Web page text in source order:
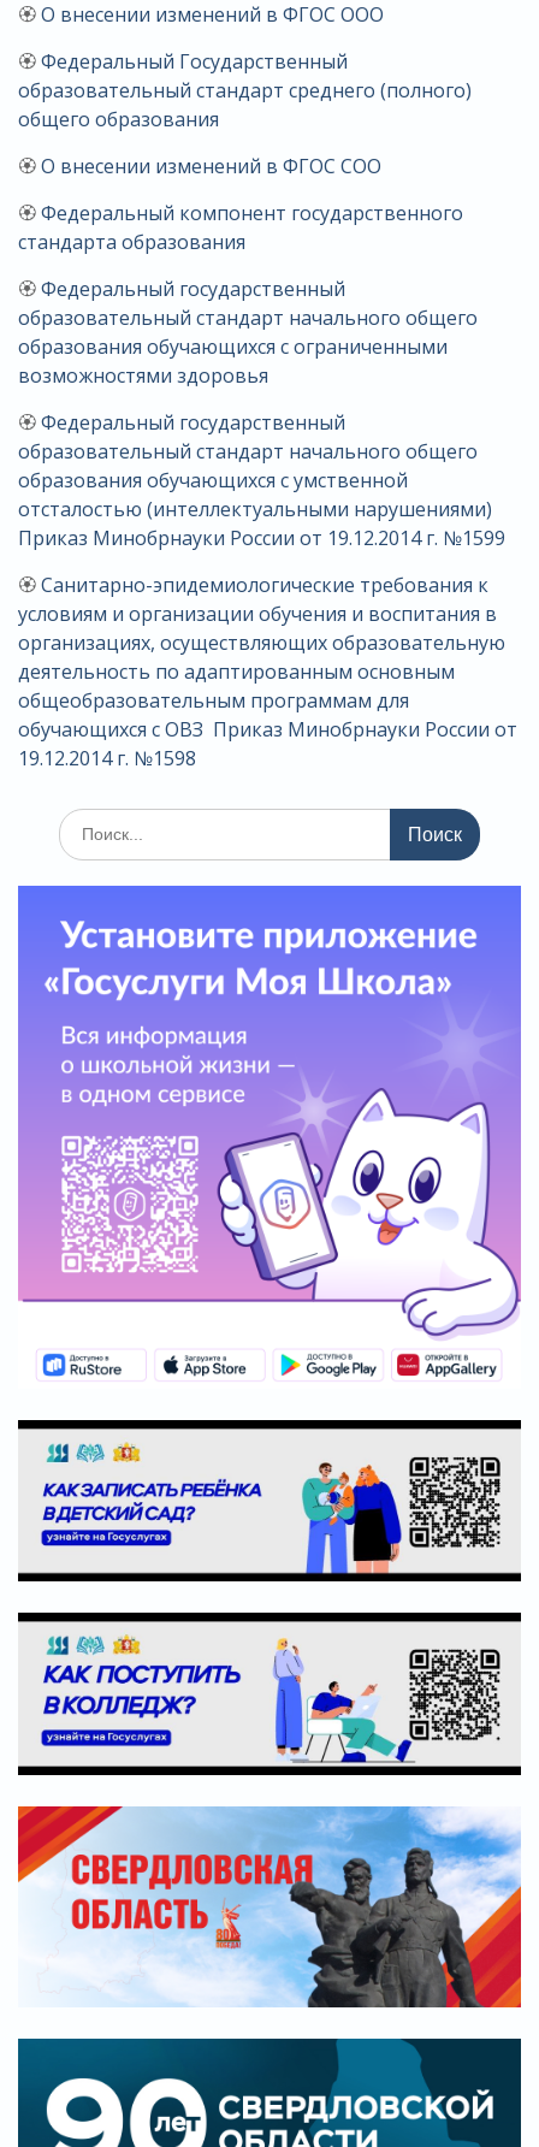
🏵О внесении изменений в ФГОС ООО
🏵Федеральный Государственный
образовательный стандарт среднего (полного)
общего образования
🏵О внесении изменений в ФГОС СОО
🏵Федеральный компонент государственного
стандарта образования
🏵Федеральный государственный
образовательный стандарт начального общего
образования обучающихся с ограниченными
возможностями здоровья
🏵Федеральный государственный
образовательный стандарт начального общего
образования обучающихся с умственной
отсталостью (интеллектуальными нарушениями)
Приказ Минобрнауки России от 19.12.2014 г. №1599
🏵Санитарно-эпидемиологические требования к
условиям и организации обучения и воспитания в
организациях, осуществляющих образовательную
деятельность по адаптированным основным
общеобразовательным программам для
обучающихся с ОВЗ Приказ Минобрнауки России от
19.12.2014 г. №1598
Поиск
по: